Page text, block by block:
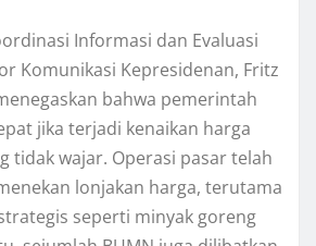
Informasi dan Evaluasi
Komunikasi Kepresidenan, Fritz
bahwa pemerintah
jika terjadi kenaikan harga
tidak wajar. Operasi pasar telah
lonjakan harga, terutama
seperti minyak goreng